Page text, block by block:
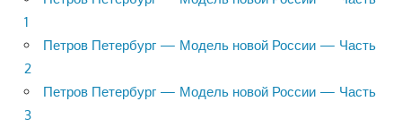
1
Петров Петербург — Модель новой России — Часть
2
Петров Петербург — Модель новой России — Часть
3